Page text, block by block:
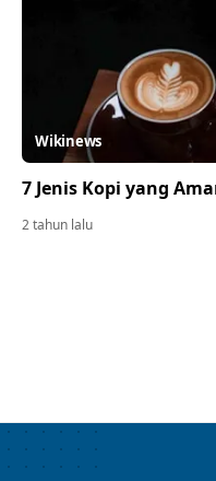
Wikinews
7 Jenis Kopi yang
2 tahun lalu